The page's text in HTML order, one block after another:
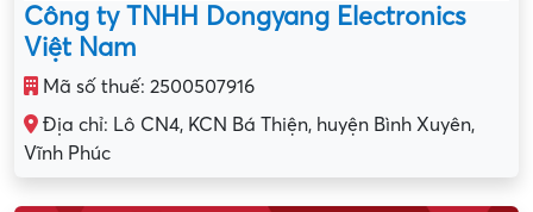
Công ty TNHH Dongyang Electronics
Việt Nam
Mã số thuế: 2500507916
Địa chỉ: Lô CN4, KCN Bá Thiện, huyện Bình Xuyên,
Vĩnh Phúc